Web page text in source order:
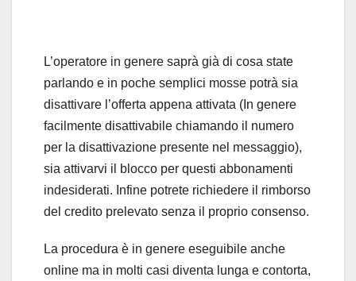
L’operatore in genere saprà già di cosa state
parlando e in poche semplici mosse potrà sia
disattivare l’offerta appena attivata (In genere
facilmente disattivabile chiamando il numero
per la disattivazione presente nel messaggio),
sia attivarvi il blocco per questi abbonamenti
indesiderati. Infine potrete richiedere il rimborso
del credito prelevato senza il proprio consenso.
La procedura è in genere eseguibile anche
online ma in molti casi diventa lunga e contorta,